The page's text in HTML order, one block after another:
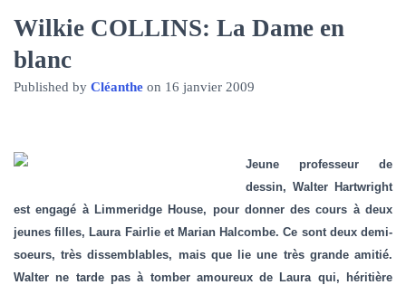
I
O
Wilkie COLLINS: La Dame en
blanc
Published by Cléanthe on 16 janvier 2009
Jeune professeur de
dessin, Walter Hartwright
est engagé à Limmeridge House, pour donner des cours à deux
jeunes filles, Laura Fairlie et Marian Halcombe. Ce sont deux demi-
soeurs, très dissemblables, mais que lie une très grande amitié.
Walter ne tarde pas à tomber amoureux de Laura qui, héritière